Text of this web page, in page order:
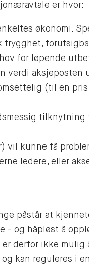
er hvor:
økonomi.
for løpende
verdi aksjeposten
(til en
vil kunne få
ledere, eller
påstår at
- og håpløst å
derfor ikke mulig
kan reguleres i